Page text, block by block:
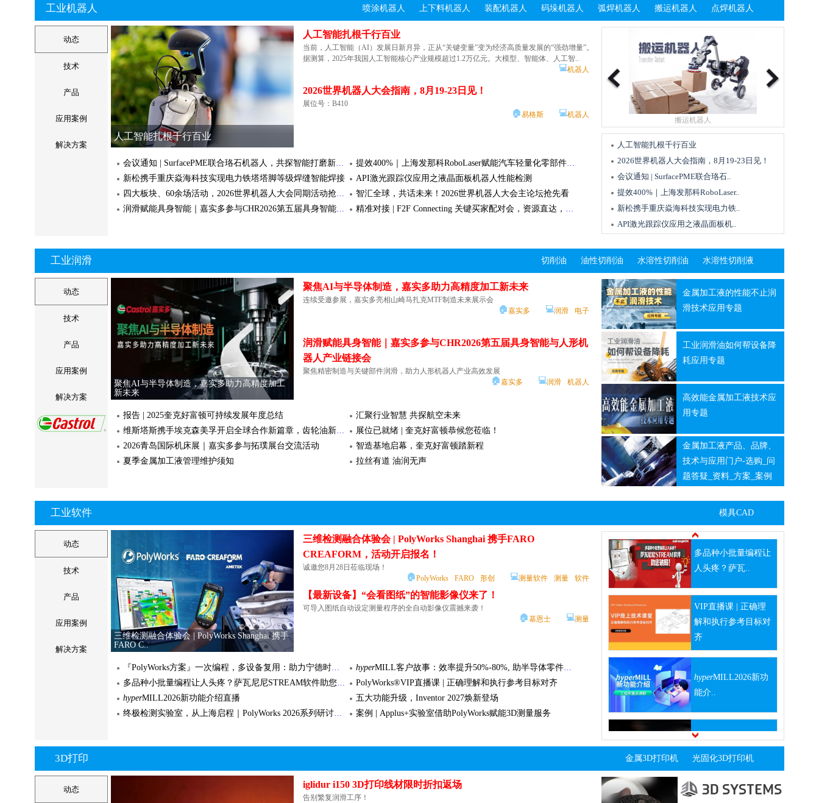
FARO CREAFORM机械行业案例 | 小松 (Komatsu) 如何以类比外科手术的精度检测巨型钢构件
华中数控助力海洋高端制造
核心制造突破进阶 | 力劲TPI装备入选工信部2026工业母机创新产品典型案例
管道爬行机器人稳定性测量与评价-API激光跟踪仪应用案例
激光精密加工技术在半导体元器件中的优势应用
航空航天领域案例 | 西捷航空如何借助 FARO CREAFORM 技术设备按照波音标准评估其 10% 的受损机队
案例 | Applus+实验室借助PolyWorks赋能3D测量服务
十月与您相约小榄，抢占大湾区西岸“工业装备
＋五金机电”行业采购盛会先机
MTF2026大连启幕：马扎克以“新技术”破局“新
行业”，共绘智造未来新图景
MTF2026大连启幕：马扎克以“新技术”破局“新行
业”，共绘智造未来新图景
图文直击，一览现场实况
马扎克
FARO CREAFORM轨道交通行业案例 | Bode – Die Tür 如何借助三维扫描技术设备升级轨道交通车门系统的制造工艺
汇聚行业智慧 共探航空未来
FARO CREAFORM机械行业案例 | 小松 (Komatsu) 如何以类比外科手术的精度检测巨型钢构件
“十五五”碳达峰，船舶行业怎么干？
2026年6月汽车工业经济运行情况
3C行业生产线应该如何选择滚珠轴承？适配严苛工况的优选方案
激光精密加工技术在半导体元器件中的优势应
用
硬质合金刀具在风电大型轴承加工中的解决方
案技术专题
激光精密加工技术在半导体元器件中的优势应用
在半导体产业迈向更高集成度与更小制程节点的当下，制造工艺的精
度与效率成为破局关键。激光精密加工技术以其非接触、..
硬质合金刀具在风电大型轴承加工中的解决方案技术
专题
随着风电整机功率持续突破，主轴及变桨轴承正加速向大型化、轻..
2026慕尼黑上海光博会专题
航空航天部件的数字化检测技术创新与应用专题
全新磨削技术开启生产加工新篇章专题
激光焊接自动化助力小批量生产技术专题
工业机器人如何引领产线智能化专题
汽车电子元件如何精准检测技术专题
创新切削刀具实现工艺优化技术专题
智能机床在成本控制与效率提升中的创新应用专题
2025新年特刊：打造新质生产力，智启未来新篇章
上海机床厂亮相 SurfacePME2026，将展出精密
磨削设备..
上海机床厂亮相 SurfacePME2026，将展出精密磨削设备与智能制造
解决方案，服务高端制造业
SurfacePME2026 上海国际磨削、去毛刺、研磨、抛光、清洗及真空镀膜展览会 2026年8月
精密小件批量生产瓶颈，马扎克DUAL TURN 200 L 全域解决方案
魏因加特纳mpmc：驱动能源制造未来，始于智慧加工@能源行业解决方案
JM2026宁波机床模具展 | 力劲重切削、高精密、智能化加工解决方案助力长三角企业智造转型
魏因加特纳完整解决方案 | 通用加工
魏因加特纳完整解决方案 | 能源装备
魏因加特纳完整解决方案 | 橡塑装备
完整解决方案 | 油气装备
DMG MORI MATRIS WPH: 灵活搬运.. 加工转型（MX）助力半导体行业零部件生产
DMG MORI MATRIS WPH: 灵活搬运工件和托盘
中小型制造商需要应对严峻挑战：工件日益复杂，产品型号繁多，交货期紧张，要实现价值
创造的最大化，必须合理安排资深员工。
加工转型（MX）助力半导体行业零部件生产
的..
DMG MORI医疗器械卓越中心 | 膝关节制造白皮书
CCMT 2026 | DMG MORI聚焦行业高效解决方案
CCMT 2026 | DMG MORI 加工转型MX聚焦重点行业
DINE精工 FBC_大直径平衡型精镗刀 德国雄克 iTENDO² 液压刀柄
整体磨削
户订单。“每引入一台新的ANCA设备，我们就能..
💻
硬质合金刀具在风电大型轴承加工中的解决方案技术专题
随着风电整机功率持续突破，主轴及变桨轴承正加速向大型化、轻量化、高可靠性演进。加
工对象普遍采用高强度合金钢，热处理后硬度达HRC55以上，这对刀具的耐磨损与抗冲击
案例精选 | 可实现安全稳定无人化生产的雄克iTENDO² seismo磁性传感器
碳纤维复合材料轴套加工 | 沃尔德PCD刀片车削案例
家具生产圆锯片&柄铣刀介绍与案例分享
决方案
钨价持续上涨，刀具降本增效：ISCAR高性价
比切削方案..
BIG高精度强力铣刀柄：汽车模具铣削加工的解决方案
随着汽车行业车型迭代加速，汽车覆盖件、压铸、内饰等模具对加工效率、型面精度与量产
稳定性要求持续升级。汽车模具多采用ICD5、Cr12MoV、GGG70L等中高硬度材料，粗加
工负..
铣刀 刀柄 刀具 汽车 模具
受钨材价格持续上行影响，机加工行业刀具耗材成本、综合制造成本持续承压。当下制造业
降本逻辑已全面转向精益化控耗、高利用率增..
📋 复合材料 💻
厦门金鹭整体叶盘加工解决方案工艺解析与优化策略
创新，笃行致远：黛杰公司持续推出高效刀具解决方案
当“一机多能”遇上三大工艺：基恩士IM-X1000
如何让冲..
专机轴承修复数字化三维检测解决方案 - API激
光跟踪仪..
专机轴承修复数字化三维检测解决方案 - API激光跟踪仪应用案例
某大型矿企的破碎专机因长期满负荷运转，核心传动轴承出现较严重的磨损情况，导致设备
停机。轴承作为其核心部件之一，精度要求非..
🏠 API 💻 API激光跟踪仪 便携三坐标 激光跟踪仪 测量
工业之眼（二）| 编码器分类图谱与选型指南
1台更比5台强？AI服务器供应链必备！
配备三种测量方式的影像测量仪重磅来袭！
AI服务器检测方案——基恩士IM-X1000系列助力更好更快生产
思看科技 3DeVOK MT 专业级三维扫描
仪
思看科技 3DeVOKMQ彩色三维扫描仪
检测系统
3D检测系统
当“一机多能”遇上三大工艺：基恩士IM-X1000如何让冲压、树脂、
专机轴承修复数字化三维检测解决方案 - API激光跟踪仪应用案例
某大型矿企的破碎专机因长期满负荷运转，核心传动轴承出现较严重的磨损情况，导致设备
停机。轴承作为其核心部件之一，精度要求非..
FARO CREAFORM机械行业案例 | 小松 (Komatsu) 如何以类比外科手术的精度检测巨型钢构件
管道爬行机器人稳定性测量与评价-API激光跟踪仪应用案例
航空航天领域案例 | 西捷航空如何借助 FARO CREAFORM 技术设备按照波音标准评估其 10% 的受损机队
案例 | Applus+实验室借助PolyWorks赋能3D测量服务
光跟踪仪..
配备三种测量方式的影像测量仪重磅来袭！
专机轴承修复数字化三维检测解决方案 - API激光跟踪仪应用案例
某大型矿企的破碎专机因长期满负荷运转，核心传动轴承出现较严重的磨损情况，导致设备
在精密制造领域，高精度测量是确保产品质量的关键。基恩士推出的 全自动影像仪 IM-
X1000系列——精度可达0.1μm，配备三种测量方式，最多可同时测量 1000 个目标物、5000
个..
🏠基恩士 💻影像测量仪
工业机器人 喷涂机器人 上下料机器人 装配机器人 码垛机器人 弧焊机器人 搬运机器人 点焊机器人
动态
技术
产品
应用案例
解决方案
人工智能扎根千行百业
人工智能扎根千行百业
当前，人工智能（AI）发展日新月异，正从“关键变量”变为经济高质量发展的“强劲增量”。
据测算，2025年我国人工智能核心产业规模超过1.2万亿元。大模型、智能体、人工智..
💻机器人
2026世界机器人大会指南，8月19-23日见！
展位号：B410
🏠易格斯 💻机器人
会议通知 | SurfacePME联合珞石机器人，共探智能打磨新未来
提效400%｜上海发那科RoboLaser赋能汽车轻量化零部件精益智造
新松携手重庆焱海科技实现电力铁塔塔脚等级焊缝智能焊接
API激光跟踪仪应用之液晶面板机器人性能检测
四大板块、60余场活动，2026世界机器人大会同期活动抢先看
智汇全球，共话未来！2026世界机器人大会主论坛抢先看
润滑赋能具身智能｜嘉实多参与CHR2026第五届具身智能与人形机器人产业链接会
精准对接 | F2F Connecting 关键买家配对会，资源直达，高效观展
提效400%｜上海发那科RoboLaser赋能汽车轻量
精准对接 | F2F Connecting 关键买家配对会，资
源直达..
提效400%｜上海发那科RoboLaser赋能汽车轻量化零部件精益智造
车身轻量化持续普及，铝合金车身零部件用量大幅提升。传统CNC加工难以平衡精度、产
能与成本，机器人激光切割成为主流升级方案，..
🏠FANUC
精准对接 | F2F Connecting 关键买家配对会，资源直达，高效观展
🏠SurfacePME表面精密加工 💻机器人 3D打印 汽车 模具 医疗
标准化 高兼容 | 虎钳自动化上下料方案
管道爬行机器人稳定性测量与评价-API激光跟踪仪应用案例
API激光跟踪仪在人形机器人检测标定领域的应用
案例分享 | 绝对式编码器赋能 Spanesi 新一代汽车维修机械臂
引导系统
雄克 JGZ 新松 重载移动机器人 新松 辅助装配移动机器人
新松 输送型AGV移动机器人 ABB AMR 自助移动机器人
使用库卡的汽车自动化激光雷达测量方案是一
种什么样的..
管道爬行机器人稳定性测量与评价-API激光跟踪仪应用案例
针对上述管道爬行机器人运行精度以及运行稳定性的测量评估，往往需要在其运动状态下进
行。传统的测量工具及手段，难以实现高质量的动态数据采集，这就需要有一款更加现代
化..
使用库卡的汽车自动化激光雷达测量方案是一种什么样的体验？
恒温实验室，直接“住”进产线里。
搬运机器人
Next
人工智能扎根千行百业
2026世界机器人大会指南，8月19-23日见！
会议通知 | SurfacePME联合珞石..
提效400%｜上海发那科RoboLaser..
新松携手重庆焱海科技实现电力铁..
API激光跟踪仪应用之液晶面板机..
工业润滑 切削油 油性切削油 水溶性切削油 水溶性切削液
动态
技术
产品
应用案例
解决方案
聚焦AI与半导体制造，嘉实多助力高精度加工
新未来
聚焦AI与半导体制造，嘉实多助力高精度加工新未来
连续受邀参展，嘉实多亮相山崎马扎克MTF制造未来展示会
🏠嘉实多 💻润滑 电子
润滑赋能具身智能｜嘉实多参与CHR2026第五届具身智能与人形机
器人产业链接会
聚焦精密制造与关键部件润滑，助力人形机器人产业高效发展
🏠嘉实多 💻润滑 机器人
报告 | 2025奎克好富顿可持续发展年度总结
汇聚行业智慧 共探航空未来
维斯塔斯携手埃克森美孚开启全球合作新篇章，齿轮油新品首批交付圆满完成
展位已就绪 | 奎克好富顿恭候您莅临！
2026青岛国际机床展｜嘉实多参与拓璞展台交流活动
智造基地启幕，奎克好富顿踏新程
夏季金属加工液管理维护须知
拉丝有道 油润无声
夏季金属加工液管理维护须知 拉丝有道 油润无声
夏季金属加工液管理维护须知
高发期。高温下微生物繁殖速度加快，多数细菌最适宜繁殖的温度范围为30℃～35℃，同
时..
拉丝有道 油润无声
奎克好富顿ND添加剂技术赋能铝拉丝特高压电缆企业品质与成本双重突破
嘉实多Techniclean XBC：清洗达标，却成本失控？
嘉实多：切削液为什么会突然变质发臭？
嘉实多走进蜂巢汽车，探索高效制造新方案
为什么普通润滑脂救不了冲压机齿轮？
润滑油 vs 润滑脂：一字之差，大有不同
半合成切削液在加工中可能出现的问题及解决方案
奎克好富顿 QH AQUAQUENCH 140 C
奎克好富顿 QH HOUGHTOSAFE 620
金属加工液的性能不止润
滑技术应用专题
工业润滑油如何帮设备降
耗应用专题
高效能金属加工液技术应
用专题
金属加工液产品、品牌、
技术与应用门户-选购_问
题答疑_资料_方案_案例
工业软件 模具CAD
动态
技术
产品
应用案例
解决方案
三维检测融合体验会 | PolyWorks Shanghai 携手
FARO C..
三维检测融合体验会 | PolyWorks Shanghai 携手FARO
CREAFORM，活动开启报名！
诚邀您8月28日莅临现场！
🏠PolyWorks FARO 形创 💻测量软件 测量 软件
【最新设备】“会看图纸”的智能影像仪来了！
可导入图纸自动设定测量程序的全自动影像仪震撼来袭！
🏠基恩士 💻测量
『PolyWorks方案』一次编程，多设备复用：助力宁德时代打造高效动力电池检测流程 hyperMILL客户故事：效率提升50%-80%, 助半导体零件商抢占订单
多品种小批量编程让人头疼？萨瓦尼尼STREAM软件助您破局！
PolyWorks®VIP直播课 | 正确理解和执行参考目标对齐
hyperMILL2026新功能介绍直播
五大功能升级，Inventor 2027焕新登场
终极检测实验室，从上海启程｜PolyWorks 2026系列研讨会上海站圆满举行
案例 | Applus+实验室借助PolyWorks赋能3D测量服务
动力电池检测流程
作为全球领先的新能源创新科技公司，宁德时代（CATL）长期专注于新能源汽车动力电池
系统和储能系统的研发、生产与销售。凭借领先..
三维检测融合体验会
| PolyWorks..
【最新设备】“会看
来了！
助半导体零件商抢占
订单
人头疼？萨瓦..
VIP直播课 | 正确理
解和执行参考目标对
hyperMILL2026新功
能介..
五大功能升级，
Inventor 2027焕新登
场
终极检测实验室，从
上海启程｜Po..
3D打印 金属3D打印机 光固化3D打印机
动态 iglidur i150 3D打印线材限时折扣返场
告别繁复润滑工序！